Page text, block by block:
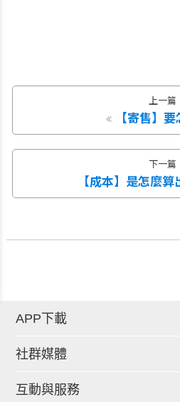
上一篇
【寄售】
下一篇
【成本】是怎麼算
APP下載
社群媒體
互動與服務